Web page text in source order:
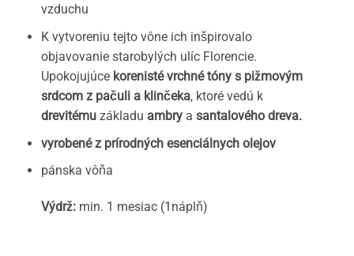
vzduchu
K vytvoreniu tejto vône ich inšpirovalo
objavovanie starobylých ulíc Florencie.
Upokojujúce korenisté vrchné tóny s pižmovým
srdcom z pačuli a klinčeka, ktoré vedú k
drevitémuzákladu ambrya santalového dreva.
vyrobené z prírodných esenciálnych olejov
pánska vôňa
Výdrž: min. 1 mesiac (1náplň)